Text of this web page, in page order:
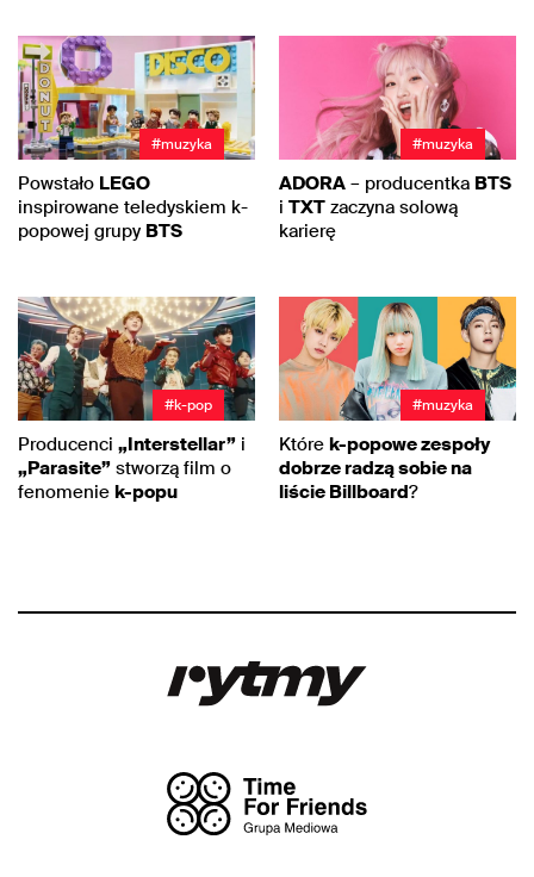
#muzyka
Powstało LEGO
inspirowane teledyskiem k-
popowej grupy BTS
#muzyka
ADORA – producentka BTS
i TXT zaczyna solową
karierę
#k-pop
Producenci „Interstellar” i
„Parasite” stworzą film o
fenomenie k-popu
#muzyka
Które k-popowe zespoły
dobrze radzą sobie na
liście Billboard?